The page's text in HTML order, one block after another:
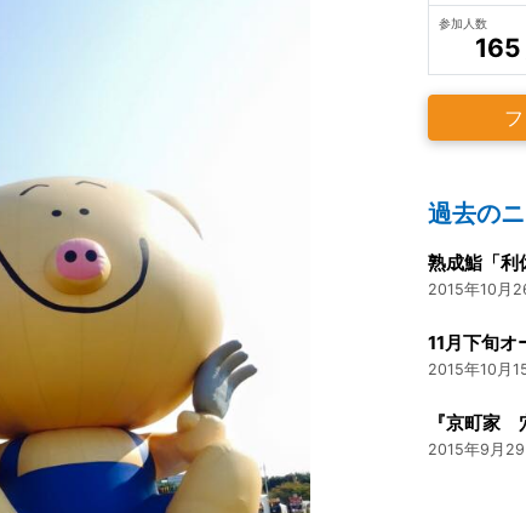
参加人数
165
過去の
熟成鮨「利
2015年10月
2015年10月
2015年9月